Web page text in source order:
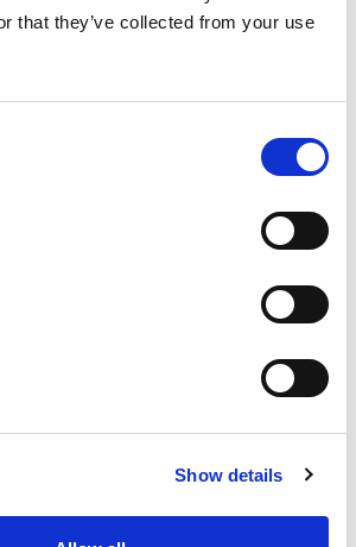
that they’ve collected from your use
Show details
maken van huiswerk met onze